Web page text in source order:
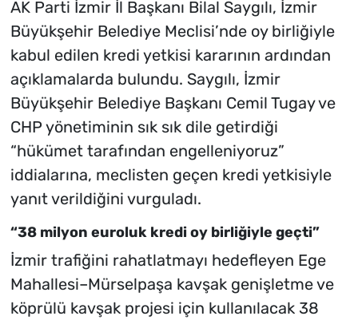
AK Parti İzmir İl Başkanı Bilal Saygılı, İzmir
Büyükşehir Belediye Meclisi’nde oy birliğiyle
kabul edilen kredi yetkisi kararının ardından
açıklamalarda bulundu. Saygılı, İzmir
Büyükşehir Belediye Başkanı Cemil Tugay ve
CHP yönetiminin sık sık dile getirdiği
“hükümet tarafından engelleniyoruz”
iddialarına, meclisten geçen kredi yetkisiyle
yanıt verildiğini vurguladı.
“38 milyon euroluk kredi oy birliğiyle geçti”
İzmir trafiğini rahatlatmayı hedefleyen Ege
Mahallesi–Mürselpaşa kavşak genişletme ve
köprülü kavşak projesi için kullanılacak 38